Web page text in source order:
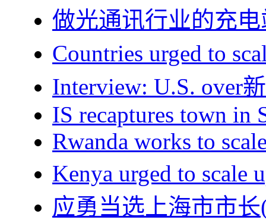
做光通讯行业的充
Countries urged to
Interview: U.S. over
IS recaptures town in
Rwanda works to
Kenya urged to scale
应勇当选上海市市